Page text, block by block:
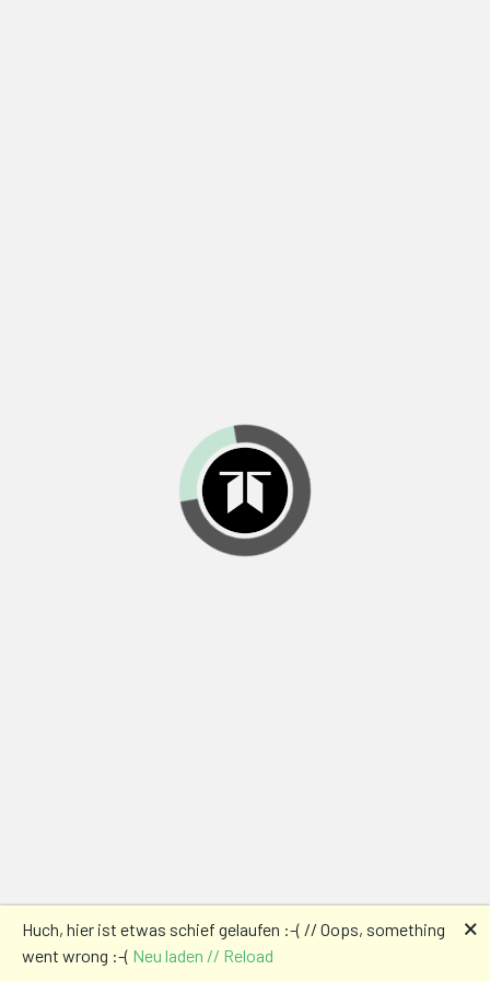
Huch, hier ist etwas schief gelaufen :-( // Oops, something
went wrong :-( Neu laden // Reload
🗙